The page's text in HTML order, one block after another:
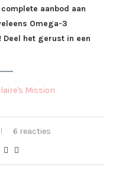
aanbod aan
Omega-3
Deel het gerust in een
6 reacties